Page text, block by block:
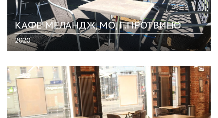
КАФЕ МЕЛАНДЖ, МО, Г.ПРОТВИНО
2020